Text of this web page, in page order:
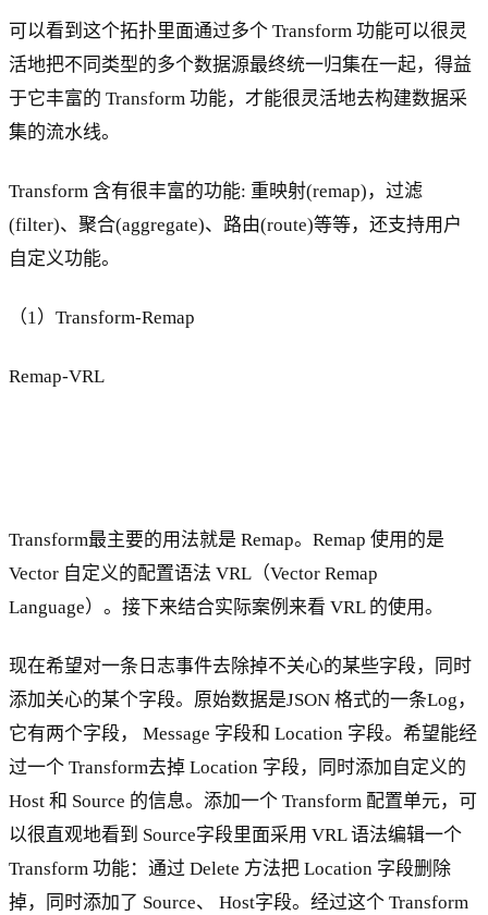
可以看到这个拓扑里面通过多个 Transform 功能可以很灵
活地把不同类型的多个数据源最终统一归集在一起，得益
于它丰富的 Transform 功能，才能很灵活地去构建数据采
集的流水线。
Transform 含有很丰富的功能: 重映射(remap)，过滤
(filter)、聚合(aggregate)、路由(route)等等，还支持用户
自定义功能。
（1）Transform-Remap
Remap-VRL
Transform最主要的用法就是 Remap。Remap 使用的是
Vector 自定义的配置语法 VRL（Vector Remap
Language）。接下来结合实际案例来看 VRL 的使用。
现在希望对一条日志事件去除掉不关心的某些字段，同时
添加关心的某个字段。原始数据是JSON 格式的一条Log，
它有两个字段， Message 字段和 Location 字段。希望能经
过一个 Transform去掉 Location 字段，同时添加自定义的
Host 和 Source 的信息。添加一个 Transform 配置单元，可
以很直观地看到 Source字段里面采用 VRL 语法编辑一个
Transform 功能：通过 Delete 方法把 Location 字段删除
掉，同时添加了 Source、 Host字段。经过这个 Transform